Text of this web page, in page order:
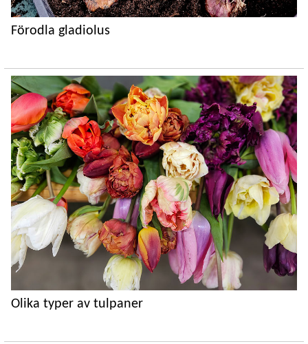
Förodla gladiolus
Olika typer av tulpaner